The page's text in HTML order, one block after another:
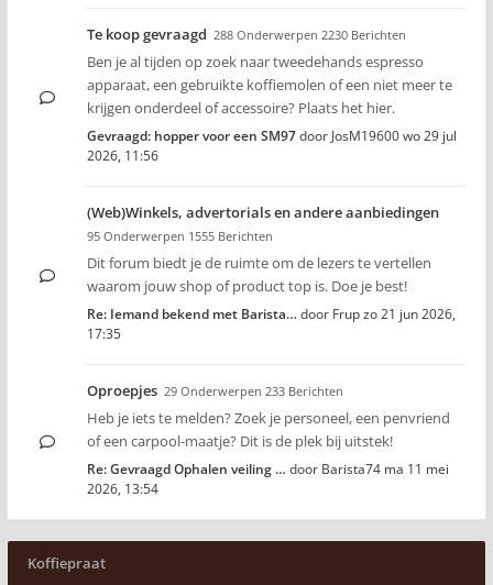
Te koop gevraagd 288 Onderwerpen 2230 Berichten
Ben je al tijden op zoek naar tweedehands espresso
apparaat, een gebruikte koffiemolen of een niet meer te
krijgen onderdeel of accessoire? Plaats het hier.
Gevraagd: hopper voor een SM97door JosM19600wo 29 jul
2026, 11:56
(Web)Winkels, advertorials en andere aanbiedingen
95 Onderwerpen 1555 Berichten
Dit forum biedt je de ruimte om de lezers te vertellen
waarom jouw shop of product top is. Doe je best!
Re: Iemand bekend met Barista… door Frupzo 21 jun 2026,
17:35
Oproepjes 29 Onderwerpen 233 Berichten
Heb je iets te melden? Zoek je personeel, een penvriend
of een carpool-maatje? Dit is de plek bij uitstek!
Re: Gevraagd Ophalen veiling … door Barista74 ma 11 mei
2026, 13:54
Koffiepraat